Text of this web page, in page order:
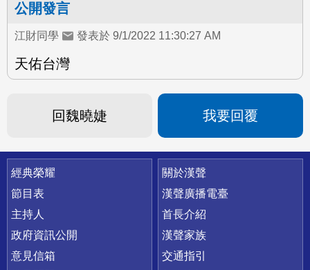
公開發言
江財同學 發表於 9/1/2022 11:30:27 AM
天佑台灣
回魏曉婕 我要回覆
快速連結
經典榮耀
節目表
主持人
政府資訊公開
意見信箱
關於漢聲
漢聲廣播電臺
首長介紹
漢聲家族
交通指引